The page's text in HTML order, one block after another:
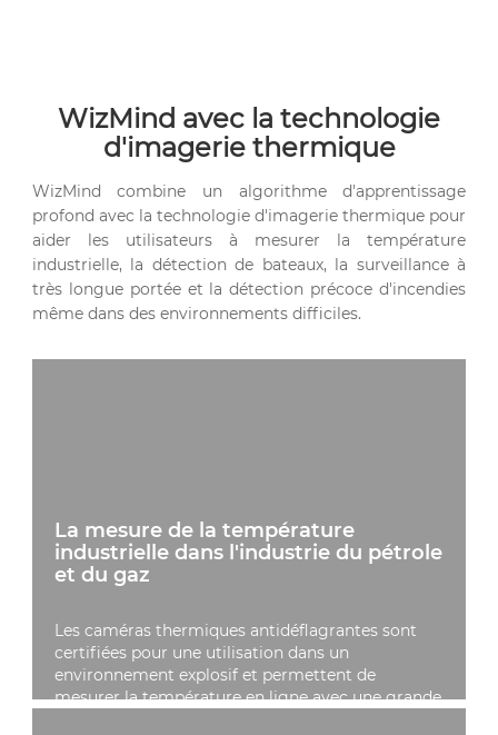
WizMind avec la technologie
d'imagerie thermique
WizMind combine un algorithme d'apprentissage
profond avec la technologie d'imagerie thermique pour
aider les utilisateurs à mesurer la température
industrielle, la détection de bateaux, la surveillance à
très longue portée et la détection précoce d'incendies
même dans des environnements difficiles.
La mesure de la température
industrielle dans l'industrie du pétrole
et du gaz
Les caméras thermiques antidéflagrantes sont
certifiées pour une utilisation dans un
environnement explosif et permettent de
mesurer la température en ligne avec une grande